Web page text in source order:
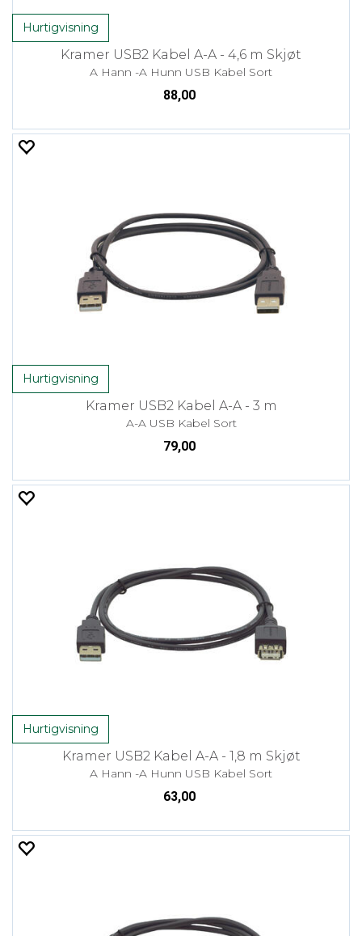
Hurtigvisning
Kramer USB2 Kabel A-A - 4,6 m Skjøt
A Hann -A Hunn USB Kabel Sort
88,00
Hurtigvisning
Kramer USB2 Kabel A-A - 3 m
A-A USB Kabel Sort
79,00
Hurtigvisning
Kramer USB2 Kabel A-A - 1,8 m Skjøt
A Hann -A Hunn USB Kabel Sort
63,00